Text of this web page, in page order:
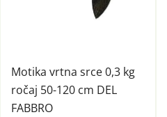
Motika vrtna srce 0,3 kg
ročaj 50-120 cm DEL
FABBRO